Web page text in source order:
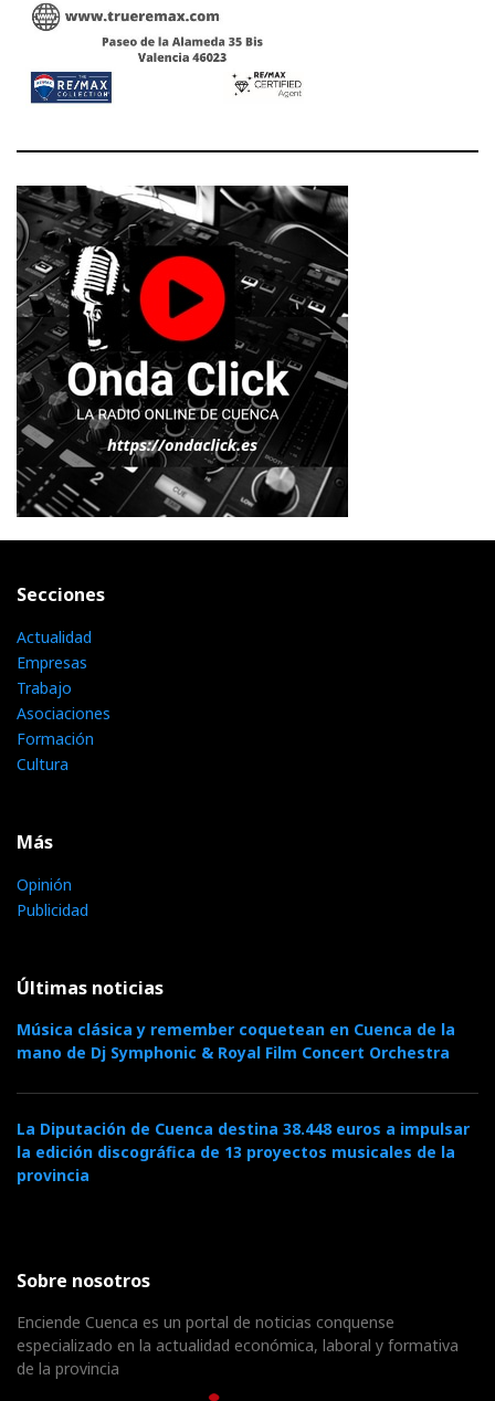
Secciones
Actualidad
Empresas
Trabajo
Asociaciones
Formación
Cultura
Más
Opinión
Publicidad
Últimas noticias
Música clásica y remember coquetean en Cuenca de la
mano de Dj Symphonic & Royal Film Concert Orchestra
La Diputación de Cuenca destina 38.448 euros a impulsar
la edición discográfica de 13 proyectos musicales de la
provincia
Sobre nosotros
Enciende Cuenca es un portal de noticias conquense
especializado en la actualidad económica, laboral y formativa
de la provincia